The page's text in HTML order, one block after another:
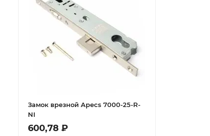
Замок врезной Apecs 7000-25-R-
NI
600,78 ₽